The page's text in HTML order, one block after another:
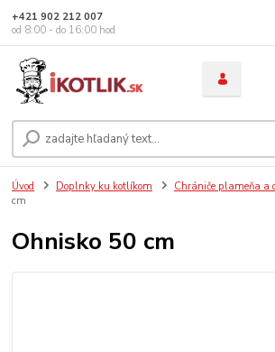
+421 902 212 007
od 8:00 - do 16:00 hod
Úvod Doplnky ku kotlíkom Chrániče plameňa a
cm
Ohnisko 50 cm